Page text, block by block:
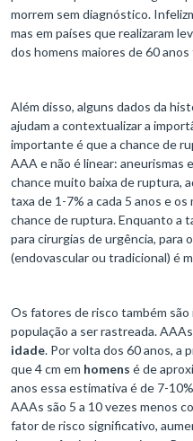
morrem sem diagnóstico.
mas em países que realizaram
dos homens maiores de 60
Além disso, alguns dados da
ajudam a contextualizar a
importante é que a chance de
AAA e não é linear: aneurismas
chance muito baixa de ruptura,
taxa de 1-7% a cada 5 anos e
chance de ruptura. Enquanto a
para cirurgias de urgência, para
(endovascular ou tradicional) é
Os fatores de risco também
população a ser rastreada.
idade. Por volta dos 60 anos, a
que 4 cm em homens é de
anos essa estimativa é de 7-
AAAs são 5 a 10 vezes menos
fator de risco significativo,